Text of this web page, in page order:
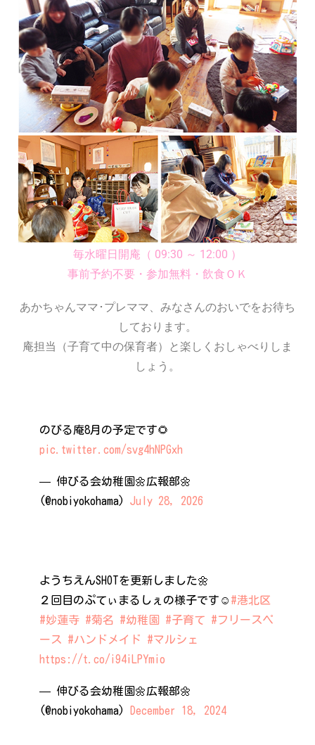
毎水曜日開庵（ 09:30 ～ 12:00 ）
事前予約不要・参加無料・飲食ＯＫ
あかちゃんママ･プレママ、みなさんのおいでをお待ち
しております。
庵担当（子育て中の保育者）と楽しくおしゃべりしま
しょう。
のびる庵8月の予定です🌻
pic.twitter.com/svg4hNPGxh
— 伸びる会幼稚園🌼広報部🌼
(@nobiyokohama) July 28, 2026
ようちえんSHOTを更新しました🌼
２回目のぷてぃまるしぇの様子です☺️ #港北区
#妙蓮寺 #菊名 #幼稚園 #子育て
#フリースペ
ース
#ハンドメイド
#マルシェ
https://t.co/i94iLPYmio
— 伸びる会幼稚園🌼広報部🌼
(@nobiyokohama)
December 18, 2024